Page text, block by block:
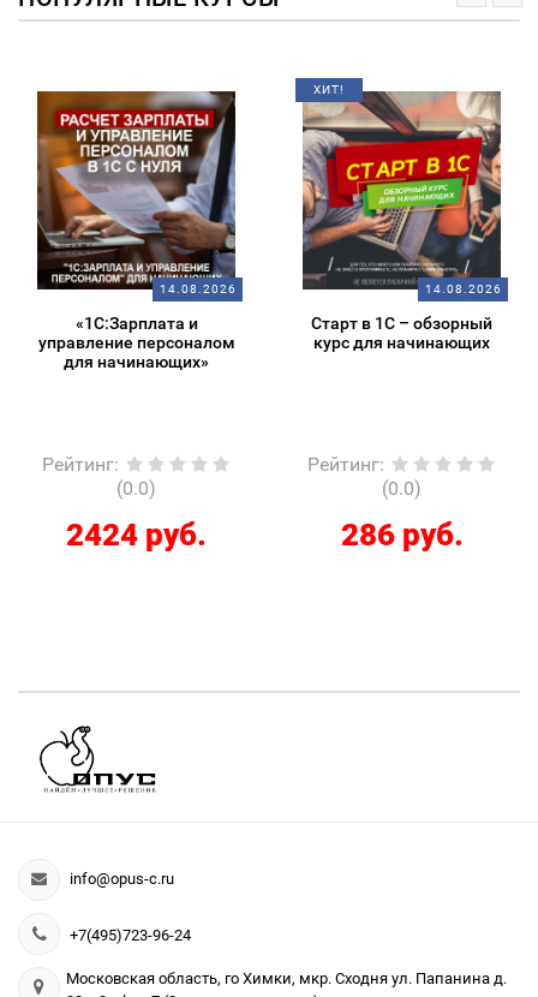
14.08.2026
«1С:Зарплата и
управление персоналом
для начинающих»
Рейтинг:
(0.0)
2424 руб.
ХИТ!
14.08.2026
Старт в 1С – обзорный
курс для начинающих
Рейтинг:
(0.0)
286 руб.
info@opus-c.ru
+7(495)723-96-24
Московская область, го Химки, мкр. Сходня ул. Папанина д.